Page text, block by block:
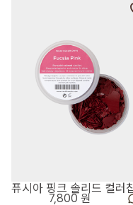
퓨시아 핑크 솔리드 컬러
7,800 원